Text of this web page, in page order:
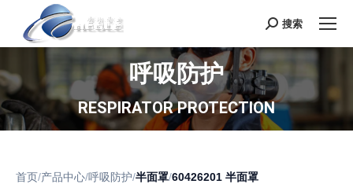
Search:
搜索
呼吸防护
RESPIRATOR PROTECTION
首页 /产品中心/呼吸防护/半面罩/60426201 半面罩